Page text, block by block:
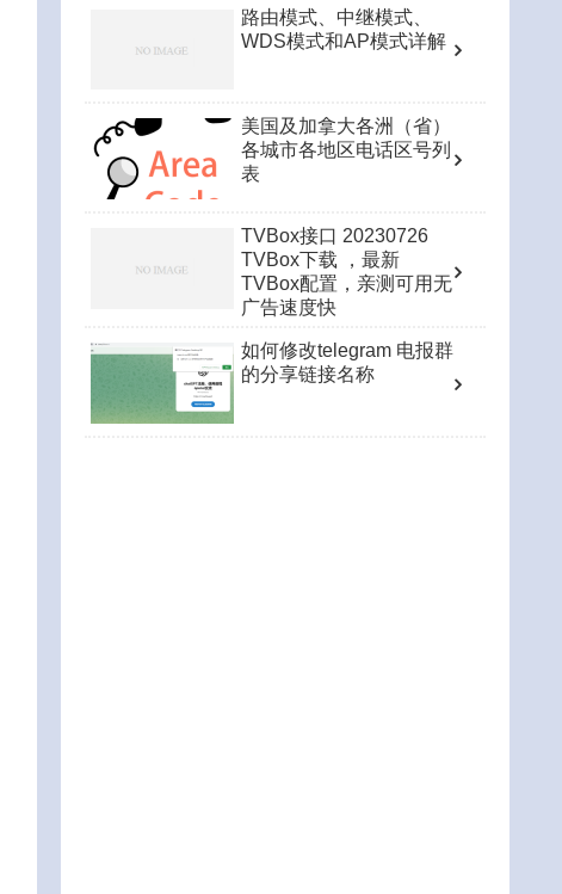
路由模式、中继模式、
WDS模式和AP模式详解
美国及加拿大各洲（省）
各城市各地区电话区号列
表
TVBox接口 20230726
TVBox下载 ，最新
TVBox配置，亲测可用无
广告速度快
如何修改telegram 电报群
的分享链接名称